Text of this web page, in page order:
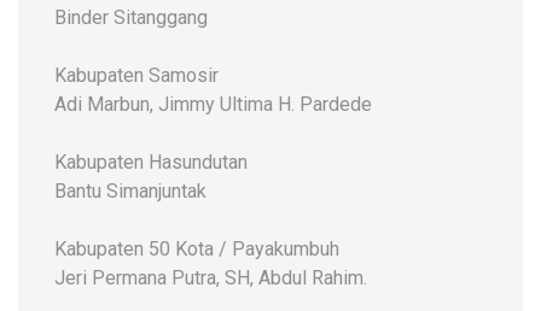
Binder Sitanggang
Kabupaten Samosir
Adi Marbun, Jimmy Ultima H. Pardede
Kabupaten Hasundutan
Bantu Simanjuntak
Kabupaten 50 Kota / Payakumbuh
Jeri Permana Putra, SH, Abdul Rahim.